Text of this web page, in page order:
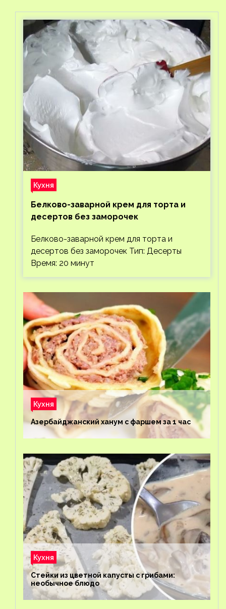
Кухня
Белково-заварной крем для торта и
десертов без заморочек
Белково-заварной крем для торта и
десертов без заморочек Тип: Десерты
Время: 20 минут
Кухня
Азербайджанский ханум с фаршем за 1 час
Кухня
Стейки из цветной капусты с грибами:
необычное блюдо